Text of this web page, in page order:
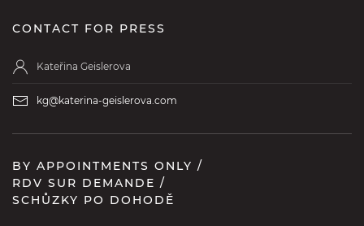
CONTACT FOR PRESS
Kateřina Geislerova
kg@katerina-geislerova.com
BY APPOINTMENTS ONLY /
RDV SUR DEMANDE /
SCHŮZKY PO DOHODĚ